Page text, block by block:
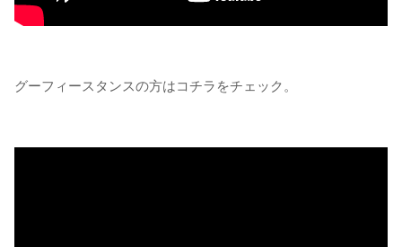
グーフィースタンスの方はコチラをチェック。